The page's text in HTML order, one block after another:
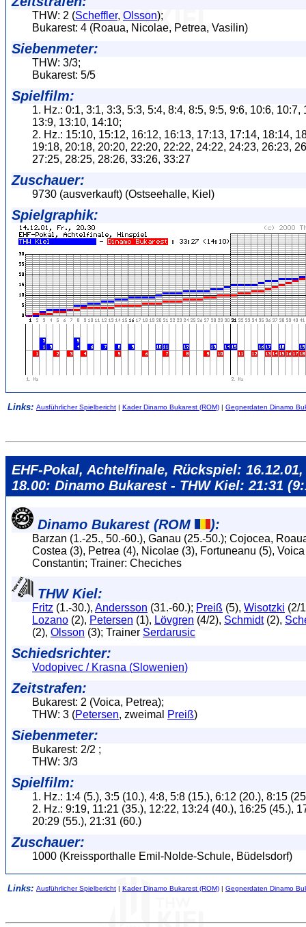
THW: 2 (Scheffler, Olsson);
Bukarest: 4 (Roaua, Nicolae, Petrea, Vasilin)
Siebenmeter:
THW: 3/3;
Bukarest: 5/5
Spielfilm:
1. Hz.: 0:1, 3:1, 3:3, 5:3, 5:4, 8:4, 8:5, 9:5, 9:6, 10:6, 10:7,
13:9, 13:10, 14:10;
2. Hz.: 15:10, 15:12, 16:12, 16:13, 17:13, 17:14, 18:14,
19:18, 20:18, 20:20, 22:20, 22:22, 24:22, 24:23, 26:23,
27:25, 28:25, 28:26, 33:26, 33:27
Zuschauer:
9730 (ausverkauft) (Ostseehalle, Kiel)
Spielgraphik:
Links: Ausführlicher Spielbericht Kader Dinamo Bukarest (ROM) Gegnerdaten Dinamo
EHF-Pokal, Achtelfinale, Rückspiel:
18.00: Dinamo Bukarest - THW Kiel: 21:31
Dinamo Bukarest (ROM ):
Barzan (1.-25., 50.-60.), Ganau (25.-50.); Cojocea,
Costea (3), Petrea (4), Nicolae (3), Fortuneanu (5),
Constantin; Trainer: Checiches
THW Kiel:
Fritz (1.-30.), Andersson (31.-60.); Preiß (5), Wisotzki (2/
Lozano (2), Petersen (1), Lövgren (4/2), Schmidt(2),
(2), Olsson (3); Trainer Serdarusic
Schiedsrichter:
Vodopivec / Krasna (Slowenien)
Zeitstrafen:
Bukarest: 2 (Voica, Petrea);
THW: 3 (Petersen, zweimal Preiß)
Siebenmeter:
Bukarest: 2/2 ;
THW: 3/3
Spielfilm:
1. Hz.: 1:4 (5.), 3:5 (10.), 4:8, 5:8 (15.), 6:12 (20.), 8:15
2. Hz.: 9:19, 11:21 (35.), 12:22, 13:24 (40.), 16:25 (45.),
20:29 (55.), 21:31 (60.)
Zuschauer:
1000 (Kreissporthalle Emil-Nolde-Schule, Büdelsdorf)
Links: Ausführlicher Spielbericht Kader Dinamo Bukarest (ROM) Gegnerdaten Dinamo